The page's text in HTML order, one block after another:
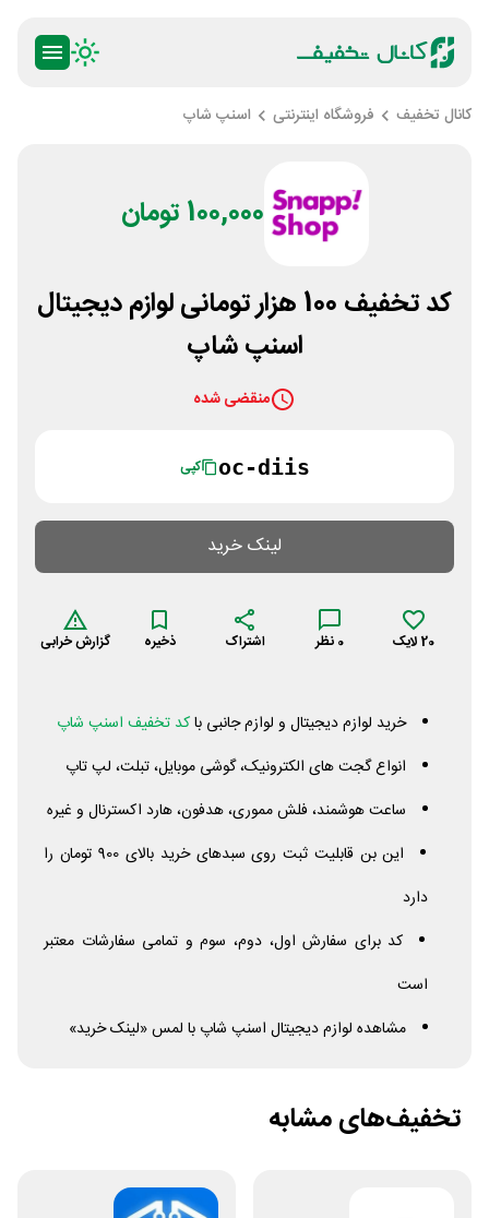
کانال تخفیف فروشگاه اینترنتی اسنپ شاپ
100,000 تومان
کد تخفیف 100 هزار تومانی لوازم دیجیتال
اسنپ شاپ
منقضی شده
oc-diis کپی
لینک خرید
20لایک 0 نظر اشتراک ذخیره گزارش خرابی
خرید لوازم دیجیتال و لوازم جانبی باکد تخفیف اسنپ شاپ
انواع گجت های الکترونیک، گوشی موبایل، تبلت، لپ تاپ
ساعت هوشمند، فلش مموری، هدفون، هارد اکسترنال و غیره
این بن قابلیت ثبت روی سبدهای خرید بالای 900 تومان را
دارد
کد برای سفارش اول، دوم، سوم و تمامی سفارشات معتبر
است
مشاهده لوازم دیجیتال اسنپ شاپ با لمس «لینک خرید»
تخفیف‌های مشابه